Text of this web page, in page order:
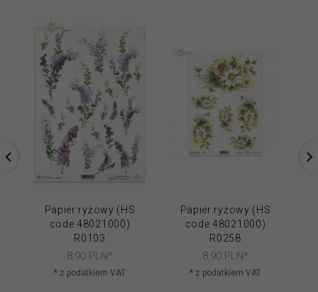
Papier ryżowy (HS
code 48021000)
R0103
8,90 PLN*
* z podatkiem VAT
Papier ryżowy (HS
code 48021000)
R0258
8,90 PLN*
* z podatkiem VAT